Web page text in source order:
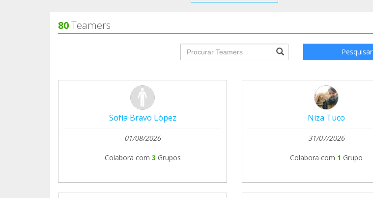
80Teamers
groupProfile.searchForm.search.text??? Pesquisar
Sofía Bravo López
01/08/2026
Colabora com 3 Grupos
Niza Tuco
31/07/2026
Colabora com 1 Grupo